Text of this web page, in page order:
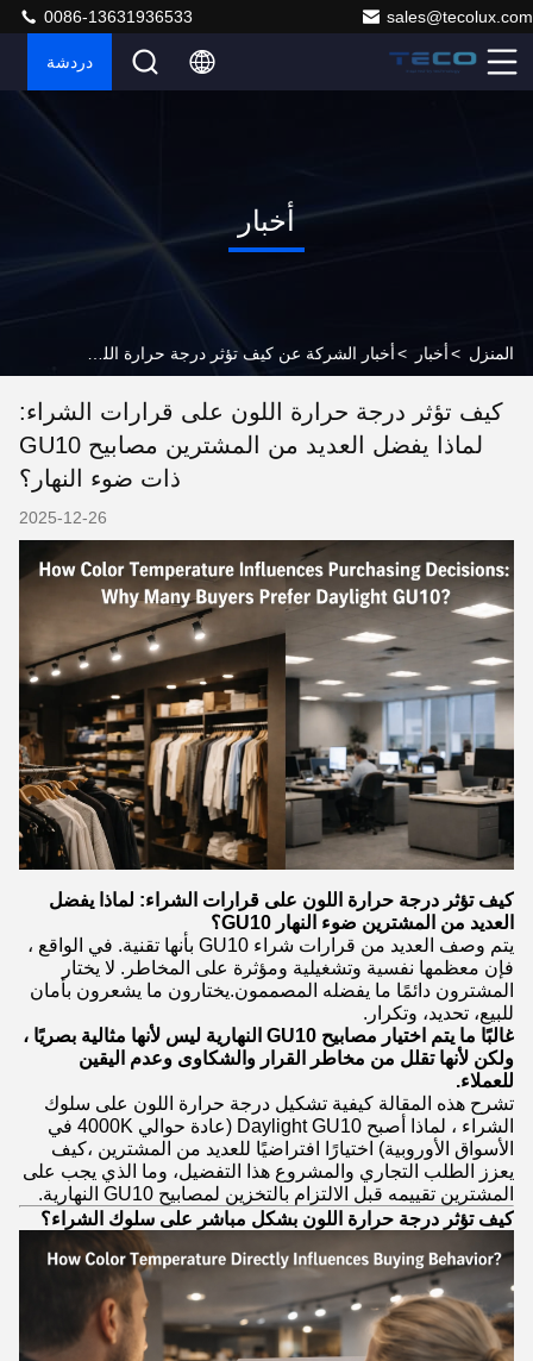
sales@tecolux.com
0086-13631936533
دردشة
أخبار
المنزل >أخبار >
كيف تؤثر درجة حرارة اللون على قرارات الشراء:
لماذا يفضل العديد من المشترين مصابيح GU10
ذات ضوء النهار؟
2025-12-26
كيف تؤثر درجة حرارة اللون على قرارات الشراء: لماذا يفضل
العديد من المشترين ضوء النهار GU10؟
يتم وصف العديد من قرارات شراء GU10 بأنها تقنية. في الواقع ،
فإن معظمها نفسية وتشغيلية ومؤثرة على المخاطر. لا يختار
المشترون دائمًا ما يفضله المصممون.يختارون ما يشعرون بأمان
للبيع، تحديد، وتكرار.
غالبًا ما يتم اختيار مصابيح GU10 النهارية ليس لأنها مثالية بصريًا ،
ولكن لأنها تقلل من مخاطر القرار والشكاوى وعدم اليقين
للعملاء.
تشرح هذه المقالة كيفية تشكيل درجة حرارة اللون على سلوك
الشراء ، لماذا أصبح Daylight GU10 (عادة حوالي 4000K في
الأسواق الأوروبية) اختيارًا افتراضيًا للعديد من المشترين ،كيف
يعزز الطلب التجاري والمشروع هذا التفضيل، وما الذي يجب على
المشترين تقييمه قبل الالتزام بالتخزين لمصابيح GU10 النهارية.
كيف تؤثر درجة حرارة اللون بشكل مباشر على سلوك الشراء؟